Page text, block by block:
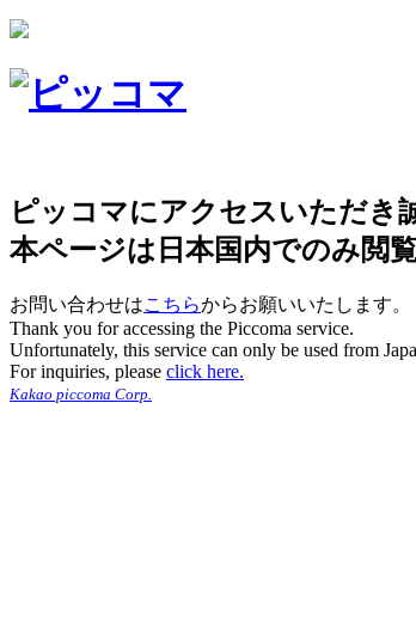
ピッコマにアクセスいただき
本ページは日本国内でのみ閲
お問い合わせはこちらからお願いいたします。
Thank you for accessing the Piccoma service.
Unfortunately, this service can only be used from
For inquiries, please click here.
Kakao piccoma Corp.